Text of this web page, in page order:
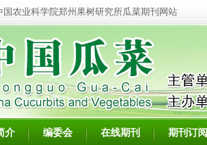
国农业科学院郑州果树研究所瓜菜期刊网站
介 编委会 在线期刊 期刊订阅